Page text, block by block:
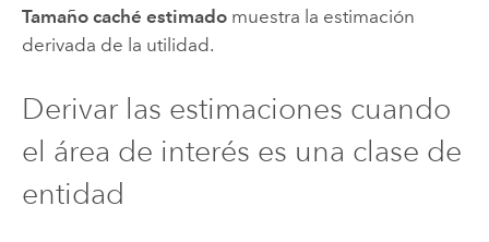
Tamaño caché estimadomuestra la estimación
derivada de la utilidad.
Derivar las estimaciones cuando
el área de interés es una clase de
entidad